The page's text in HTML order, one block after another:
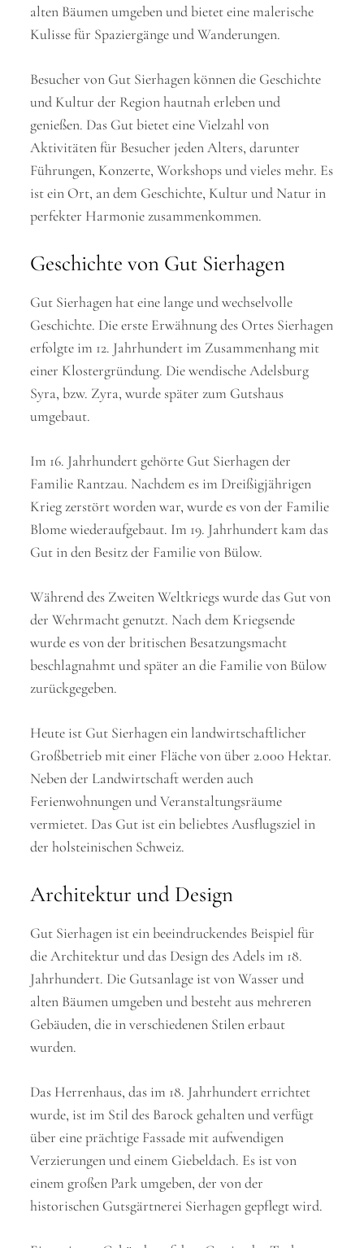
alten Bäumen umgeben und bietet eine malerische
Kulisse für Spaziergänge und Wanderungen.
Besucher von Gut Sierhagen können die Geschichte
und Kultur der Region hautnah erleben und
genießen. Das Gut bietet eine Vielzahl von
Aktivitäten für Besucher jeden Alters, darunter
Führungen, Konzerte, Workshops und vieles mehr. Es
ist ein Ort, an dem Geschichte, Kultur und Natur in
perfekter Harmonie zusammenkommen.
Geschichte von Gut Sierhagen
Gut Sierhagen hat eine lange und wechselvolle
Geschichte. Die erste Erwähnung des Ortes Sierhagen
erfolgte im 12. Jahrhundert im Zusammenhang mit
einer Klostergründung. Die wendische Adelsburg
Syra, bzw. Zyra, wurde später zum Gutshaus
umgebaut.
Im 16. Jahrhundert gehörte Gut Sierhagen der
Familie Rantzau. Nachdem es im Dreißigjährigen
Krieg zerstört worden war, wurde es von der Familie
Blome wiederaufgebaut. Im 19. Jahrhundert kam das
Gut in den Besitz der Familie von Bülow.
Während des Zweiten Weltkriegs wurde das Gut von
der Wehrmacht genutzt. Nach dem Kriegsende
wurde es von der britischen Besatzungsmacht
beschlagnahmt und später an die Familie von Bülow
zurückgegeben.
Heute ist Gut Sierhagen ein landwirtschaftlicher
Großbetrieb mit einer Fläche von über 2.000 Hektar.
Neben der Landwirtschaft werden auch
Ferienwohnungen und Veranstaltungsräume
vermietet. Das Gut ist ein beliebtes Ausflugsziel in
der holsteinischen Schweiz.
Architektur und Design
Gut Sierhagen ist ein beeindruckendes Beispiel für
die Architektur und das Design des Adels im 18.
Jahrhundert. Die Gutsanlage ist von Wasser und
alten Bäumen umgeben und besteht aus mehreren
Gebäuden, die in verschiedenen Stilen erbaut
wurden.
Das Herrenhaus, das im 18. Jahrhundert errichtet
wurde, ist im Stil des Barock gehalten und verfügt
über eine prächtige Fassade mit aufwendigen
Verzierungen und einem Giebeldach. Es ist von
einem großen Park umgeben, der von der
historischen Gutsgärtnerei Sierhagen gepflegt wird.